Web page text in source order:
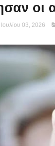
οι
03, 2026